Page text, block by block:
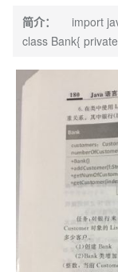
简介：
import
class Bank{